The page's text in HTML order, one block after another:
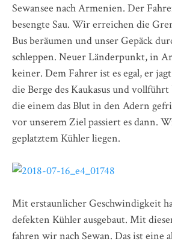
Sewansee nach Armenien. Der
besengte Sau. Wir erreichen die
Bus beräumen und unser Gepäck
schleppen. Neuer Länderpunkt, in
keiner. Dem Fahrer ist es egal, er
die Berge des Kaukasus und
die einem das Blut in den Adern
vor unserem Ziel passiert es dann.
geplatztem Kühler liegen.
Mit erstaunlicher Geschwindigkeit
defekten Kühler ausgebaut. Mit
fahren wir nach Sewan. Das ist eine